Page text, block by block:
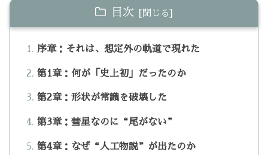
目次
序章：それは、想定外の軌道で現れた
第1章：何が「史上初」だったのか
第2章：形状が常識を破壊した
第3章：彗星なのに“尾がない”
第4章：なぜ“人工物説”が出たのか